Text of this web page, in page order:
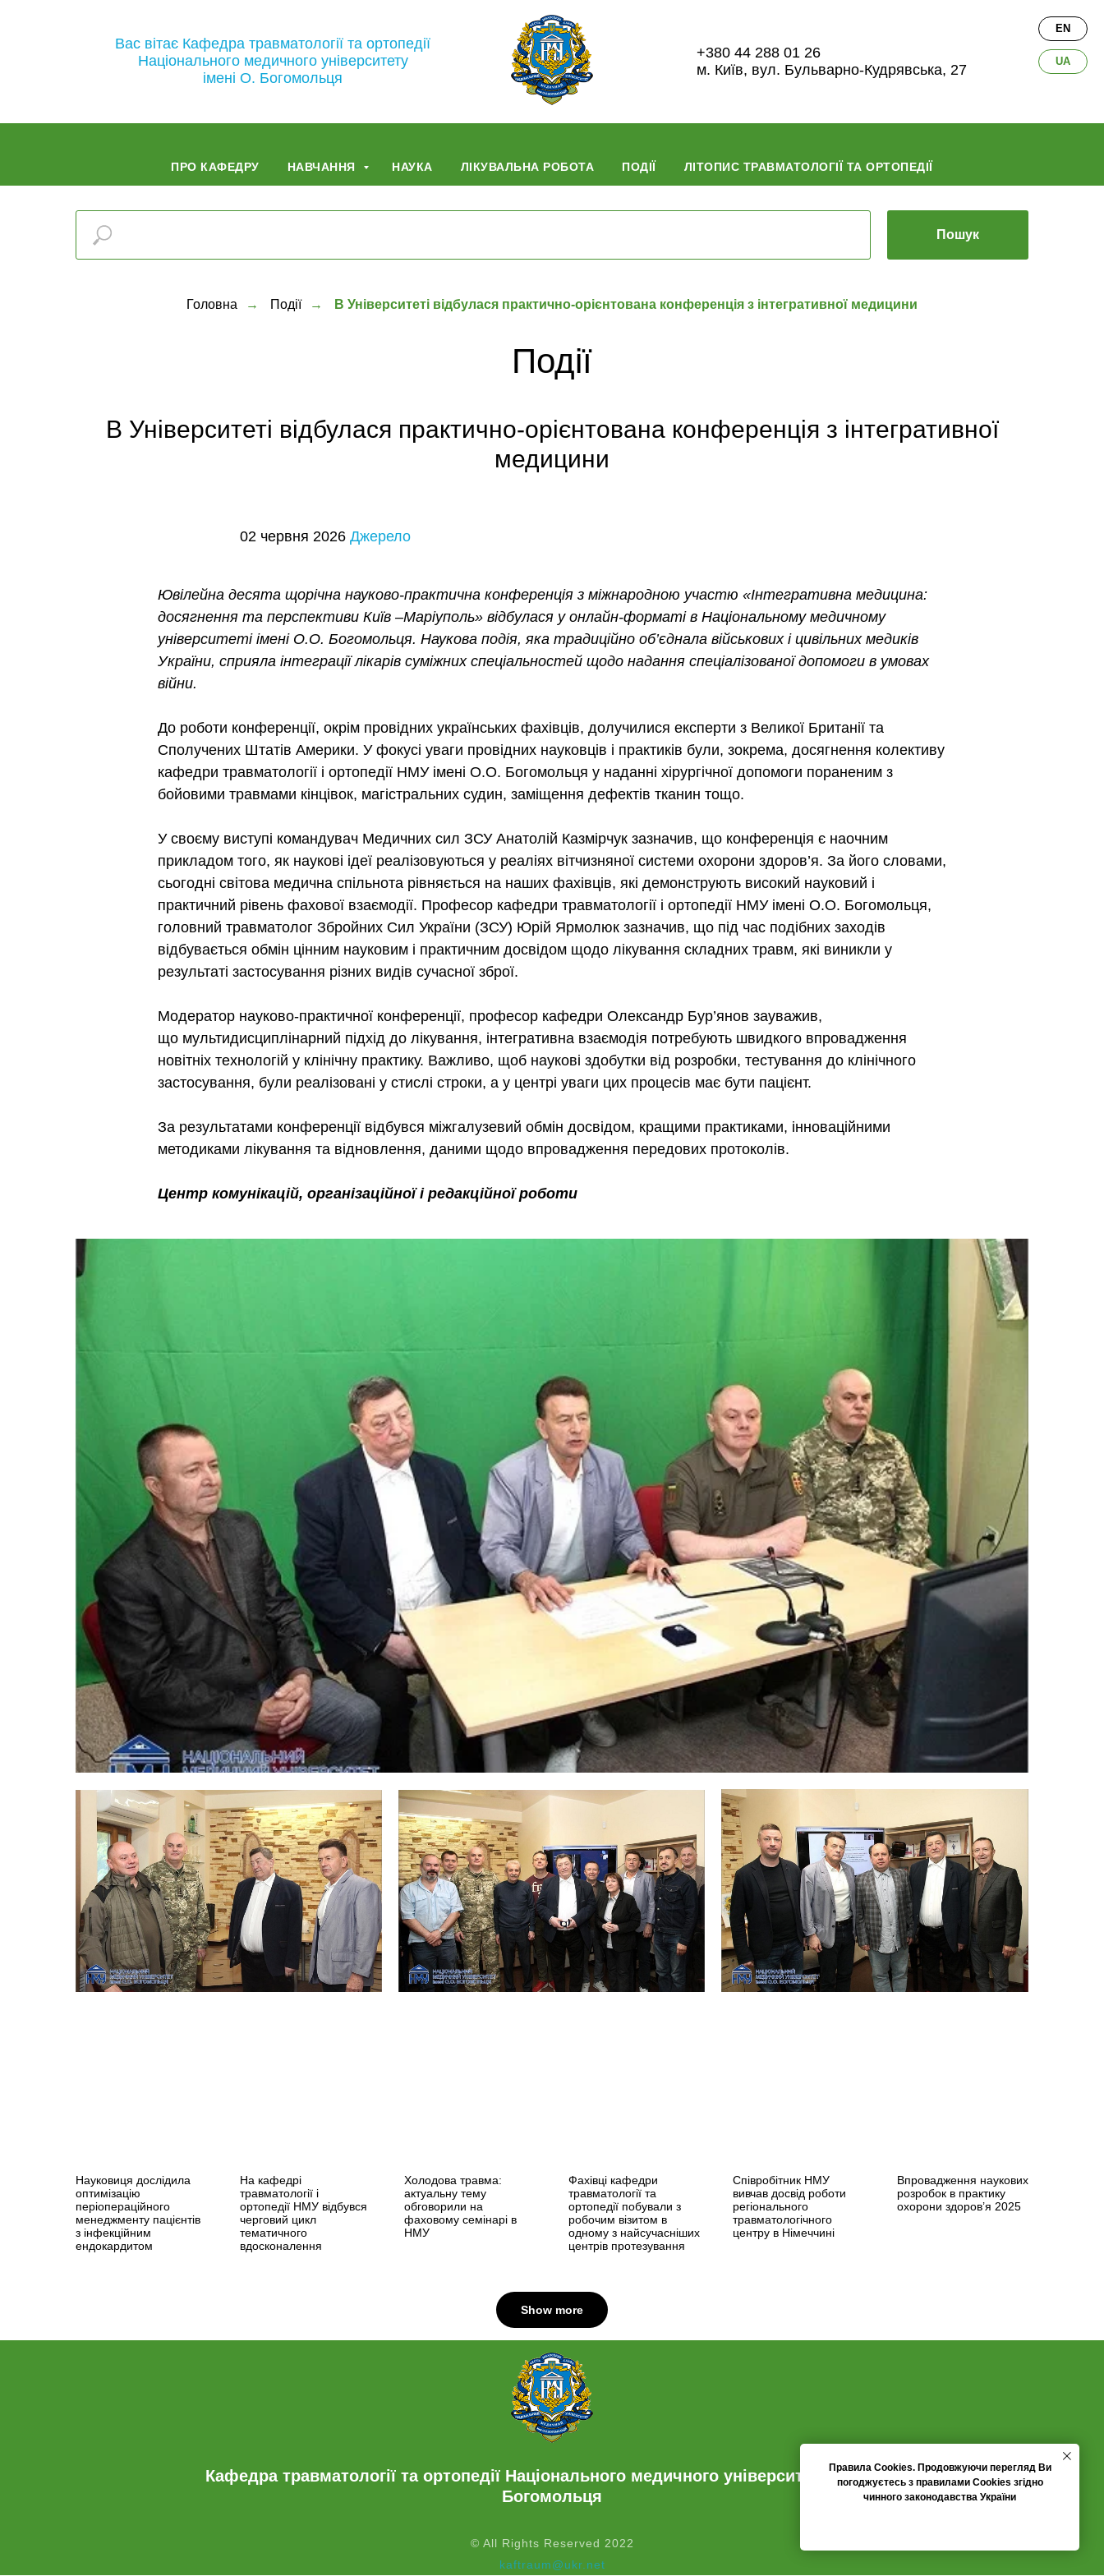
Вас вітає Кафедра травматології та ортопедії
Національного медичного університету
імені О. Богомольця
+380 44 288 01 26
м. Київ, вул. Бульварно-Кудрявська, 27
ПРО КАФЕДРУ НАВЧАННЯ НАУКА ЛІКУВАЛЬНА РОБОТА ПОДІЇ ЛІТОПИС ТРАВМАТОЛОГІЇ ТА ОРТОПЕДІЇ
UA
EN
Пошук
Головна → Події → В Університеті відбулася практично-орієнтована конференція з інтегративної медицини
Події
В Університеті відбулася практично-орієнтована конференція з інтегративної
медицини
02 червня 2026 Джерело
Ювілейна десята щорічна науково-практична конференція з міжнародною участю «Інтегративна медицина:
досягнення та перспективи Київ –Маріуполь» відбулася у онлайн-форматі в Національному медичному
університеті імені О.О. Богомольця. Наукова подія, яка традиційно об’єднала військових і цивільних медиків
України, сприяла інтеграції лікарів суміжних спеціальностей щодо надання спеціалізованої допомоги в умовах
війни.
До роботи конференції, окрім провідних українських фахівців, долучилися експерти з Великої Британії та
Сполучених Штатів Америки. У фокусі уваги провідних науковців і практиків були, зокрема, досягнення колективу
кафедри травматології і ортопедії НМУ імені О.О. Богомольця у наданні хірургічної допомоги пораненим з
бойовими травмами кінцівок, магістральних судин, заміщення дефектів тканин тощо.
У своєму виступі командувач Медичних сил ЗСУ Анатолій Казмірчук зазначив, що конференція є наочним
прикладом того, як наукові ідеї реалізовуються у реаліях вітчизняної системи охорони здоров’я. За його словами,
сьогодні світова медична спільнота рівняється на наших фахівців, які демонструють високий науковий і
практичний рівень фахової взаємодії. Професор кафедри травматології і ортопедії НМУ імені О.О. Богомольця,
головний травматолог Збройних Сил України (ЗСУ) Юрій Ярмолюк зазначив, що під час подібних заходів
відбувається обмін цінним науковим і практичним досвідом щодо лікування складних травм, які виникли у
результаті застосування різних видів сучасної зброї.
Модератор науково-практичної конференції, професор кафедри Олександр Бур’янов зауважив,
що мультидисциплінарний підхід до лікування, інтегративна взаємодія потребують швидкого впровадження
новітніх технологій у клінічну практику. Важливо, щоб наукові здобутки від розробки, тестування до клінічного
застосування, були реалізовані у стислі строки, а у центрі уваги цих процесів має бути пацієнт.
За результатами конференції відбувся міжгалузевий обмін досвідом, кращими практиками, інноваційними
методиками лікування та відновлення, даними щодо впровадження передових протоколів.
Центр комунікацій, організаційної і редакційної роботи
Науковиця дослідила
оптимізацію
періопераційного
менеджменту пацієнтів
з інфекційним
ендокардитом
На кафедрі
травматології і
ортопедії НМУ відбувся
черговий цикл
тематичного
вдосконалення
Холодова травма:
актуальну тему
обговорили на
фаховому семінарі в
НМУ
Фахівці кафедри
травматології та
ортопедії побували з
робочим візитом в
одному з найсучасніших
центрів протезування
Співробітник НМУ
вивчав досвід роботи
регіонального
травматологічного
центру в Німеччині
Впровадження наукових
розробок в практику
охорони здоров’я 2025
Show more
Кафедра травматології та ортопедії Національного медичного університету імені О.
Богомольця
© All Rights Reserved 2022
kaftraum@ukr.net
Правила Cookies. Продовжуючи перегляд Ви
погоджуєтесь з правилами Cookies згідно
чинного законодавства України